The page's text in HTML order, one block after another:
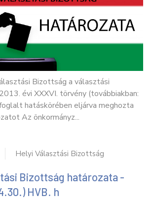
Bizottság a választási
évi XXXVI. törvény (továbbiakban:
hatáskörében eljárva meghozta
Az önkormányz...
Helyi Választási Bizottság
Bizottság határozata -
HVB. h